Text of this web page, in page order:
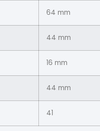
64 mm
44 mm
16 mm
44 mm
41